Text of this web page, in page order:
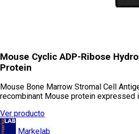
Mouse Cyclic ADP-Ribose
Protein
Mouse Bone Marrow Stromal Cell
recombinant Mouse protein expressed
Ver producto
Markelab